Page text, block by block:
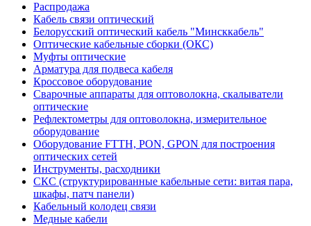
Распродажа
Кабель связи оптический
Белорусский оптический кабель "Минсккабель"
Оптические кабельные сборки (ОКС)
Муфты оптические
Арматура для подвеса кабеля
Кроссовое оборудование
Сварочные аппараты для оптоволокна, скалыватели
оптические
Рефлектометры для оптоволокна, измерительное
оборудование
Оборудование FTTH, PON, GPON для построения
оптических сетей
Инструменты, расходники
СКС (структурированные кабельные сети: ​витая пара,
шкафы, патч панели)
Кабельный колодец связи
Медные кабели